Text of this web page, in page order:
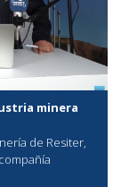
minera
de Resiter,